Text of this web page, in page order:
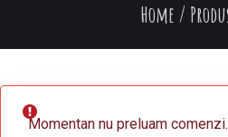
Home /
Momentan nu preluam